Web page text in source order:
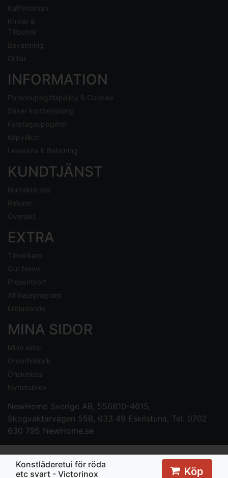
Konstläderetui för röda
etc svart - Victorinox
Köp
Kaffehörnan
Knivar &
Tillbehör
Bevattning
Grillar
INFORMATION
Personuppgiftspolicy & Cookies
Säker kortbetalning
Företagsuppgifter
Köpvillkor
Leverans & Betalning
KUNDTJÄNST
Kontakta oss
Returer
Översikt
EXTRA
Tillverkare
Our News
Presentkort
Affiliateprogram
Erbjudande
MINA SIDOR
Mina sidor
Orderhistorik
Önskelista
Nyhetsbrev
NewHome Sverige AB, 556810-4615,
Skogvaktarvägen 55B, 633 49 Eskilstuna, Tel: 0702
630 795 NewHome.se